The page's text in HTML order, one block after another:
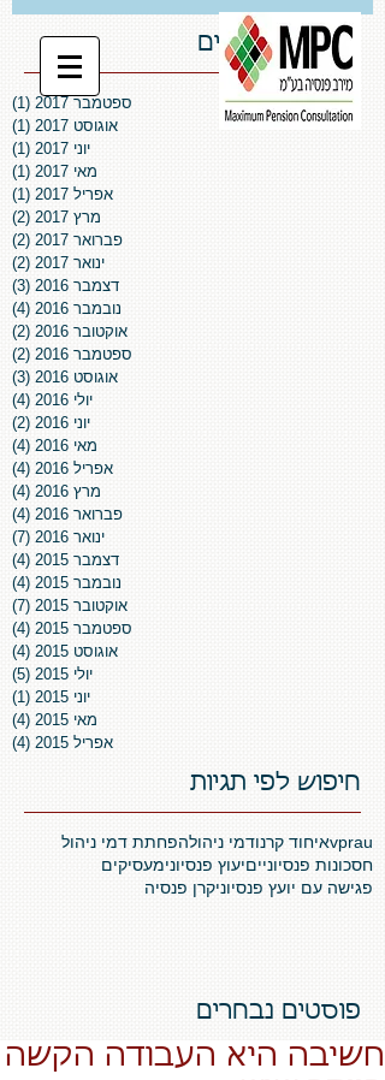
ארכיון פרסומים
ספטמבר 2017 (1)
אוגוסט 2017
(1)
יוני 2017
(1)
מאי 2017
(1)
אפריל 2017
(1)
מרץ 2017
(2)
פברואר 2017
(2)
ינואר 2017
(2)
דצמבר 2016
(3)
נובמבר 2016
(4)
אוקטובר 2016
(2)
ספטמבר 2016
(2)
אוגוסט 2016
(3)
יולי 2016
(4)
יוני 2016
(2)
מאי 2016
(4)
אפריל 2016
(4)
מרץ 2016
(4)
פברואר 2016
(4)
ינואר 2016
(7)
דצמבר 2015
(4)
נובמבר 2015
(4)
אוקטובר 2015
(7)
ספטמבר 2015
(4)
אוגוסט 2015
(4)
יולי 2015
(5)
יוני 2015
(1)
מאי 2015
(4)
אפריל 2015
(4)
חיפוש לפי תגיות
vprauאיחוד קרנודמי ניהולהפחתת דמי ניהול
חסכונות פנסיונייםיעוץ פנסיונימעסיקים
פגישה עם יועץ פנסיוניקרן פנסיה
פוסטים נבחרים
חשיבה היא העבודה הקשה